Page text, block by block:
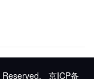
京ICP备